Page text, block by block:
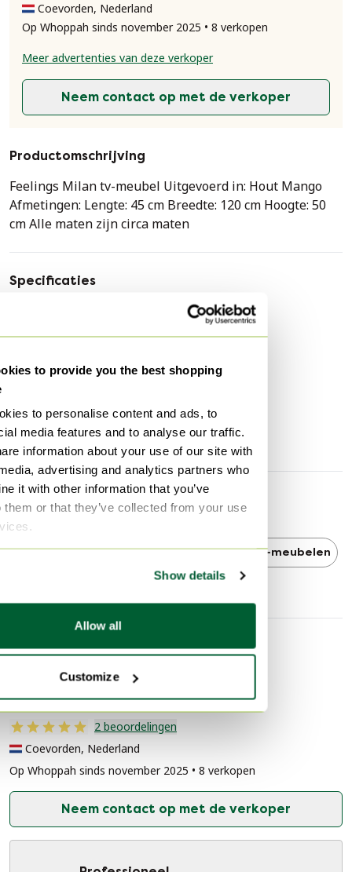
to provide you the best shopping
to personalise content and ads, to
media features and to analyse our traffic.
information about your use of our site with
advertising and analytics partners who
it with other information that you’ve
them or that they’ve collected from your use
Show details
Allow all
Customize
Coevorden, Nederland
Op Whoppah sinds november 2025 • 8 verkopen
Meer advertenties van deze verkoper
Neem contact op met de verkoper
Productomschrijving
Feelings Milan tv-meubel Uitgevoerd in: Hout Mango
Afmetingen: Lengte: 45 cm Breedte: 120 cm Hoogte: 50
cm Alle maten zijn circa maten
Specificaties
Kleuren
Bruin
Breedte
120 cm
Diepte
45 cm
Ontdek meer
Feelings Feelings tv-meubelen tv-meubelen
Verkopersinformatie
Over deze verkoper Professioneel
2 beoordelingen
Coevorden, Nederland
Op Whoppah sinds november 2025 • 8 verkopen
Neem contact op met de verkoper